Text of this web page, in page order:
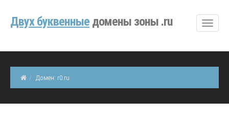
Двуx буквенные домены зоны .ru
Домен: r0.ru